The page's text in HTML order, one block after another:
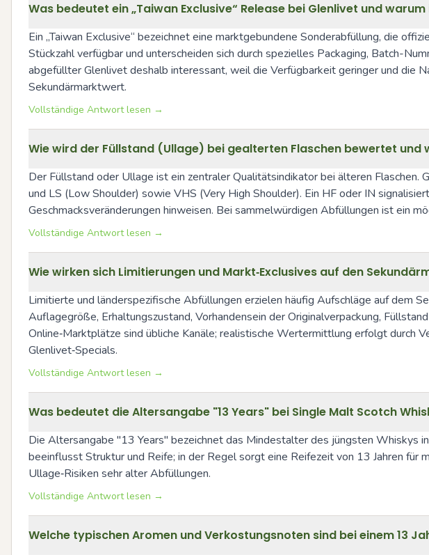
Was bedeutet ein „Taiwan Exclusive“ Release bei Glenlivet und
Ein „Taiwan Exclusive“ bezeichnet eine marktgebundene Sonderabfüllung, die
Stückzahl verfügbar und unterscheiden sich durch spezielles Packaging, Batch-
abgefüllter Glenlivet deshalb interessant, weil die Verfügbarkeit geringer und die
Sekundärmarktwert.
Vollständige Antwort lesen →
Wie wird der Füllstand (Ullage) bei gealterten Flaschen bewertet und
Der Füllstand oder Ullage ist ein zentraler Qualitätsindikator bei älteren Flaschen.
und LS (Low Shoulder) sowie VHS (Very High Shoulder). Ein HF oder IN
Geschmacksveränderungen hinweisen. Bei sammelwürdigen Abfüllungen ist ein
Vollständige Antwort lesen →
Wie wirken sich Limitierungen und Markt‑Exclusives auf den
Limitierte und länderspezifische Abfüllungen erzielen häufig Aufschläge auf dem
Auflagegröße, Erhaltungszustand, Vorhandensein der Originalverpackung,
Online‑Marktplätze sind übliche Kanäle; realistische Wertermittlung erfolgt durch
Glenlivet‑Specials.
Vollständige Antwort lesen →
Was bedeutet die Altersangabe "13 Years" bei Single Malt Scotch
Die Altersangabe "13 Years" bezeichnet das Mindestalter des jüngsten Whiskys
beeinflusst Struktur und Reife; in der Regel sorgt eine Reifezeit von 13 Jahren für
Ullage‑Risiken sehr alter Abfüllungen.
Vollständige Antwort lesen →
Welche typischen Aromen und Verkostungsnoten sind bei einem 13